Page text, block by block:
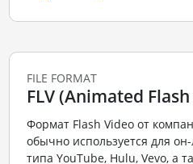
FILE FORMAT
FLV (Animated
Формат Flash Video от
обычно используется для
типа YouTube, Hulu, Vevo, а